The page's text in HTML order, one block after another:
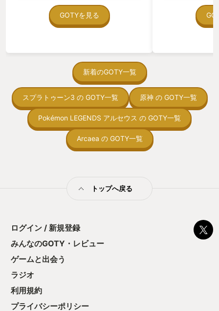
GOTYを見る
ていた。 ただ
在を知ってから
う。気になる。
トコンベアの配
ん！このゲーム
向けか？という
の印象。 しかし
止する設定を有
ちゃうじゃぁん
っと試すだけだ
て、クリアしち
新着のGOTY一覧
スプラトゥーン3 の GOTY一覧 原神 の GOTY一覧
Pokémon LEGENDS アルセウス の GOTY一覧
Arcaea の GOTY一覧
トップへ戻る
ログイン / 新規登録
みんなのGOTY・レビュー
ゲームと出会う
ラジオ
利用規約
プライバシーポリシー